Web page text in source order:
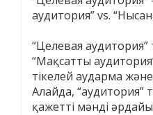
аудитория” vs.
“Целевая аудитория”
“Мақсатты
тікелей аударма және
Алайда, “аудитория”
қажетті мәнді